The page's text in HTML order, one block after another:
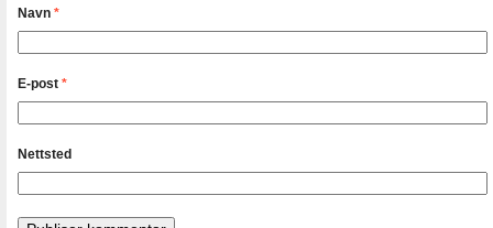
Navn *
E-post *
Nettsted